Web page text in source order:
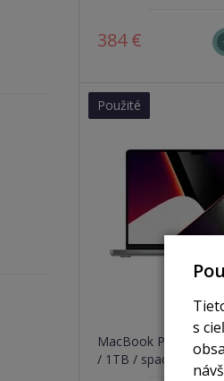
384 €
Použité
MacBook Pro 14" /
/ 1TB / space grey
s